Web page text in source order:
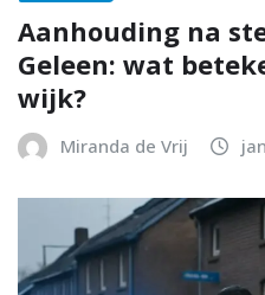
Aanhouding na
Geleen: wat
wijk?
Miranda de Vrij